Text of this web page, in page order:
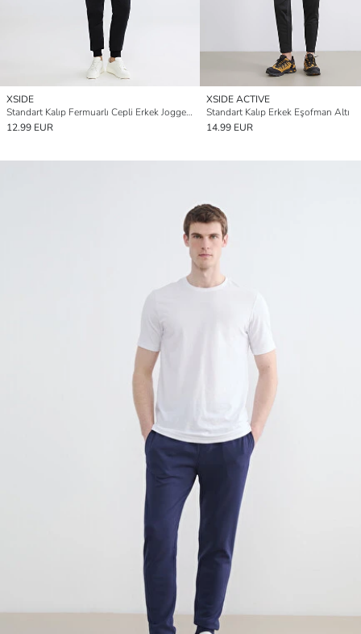
XSIDE
Standart Kalıp Fermuarlı Cepli Erkek Jogger Eşofman Altı
12.99 EUR
XSIDE ACTIVE
Standart Kalıp Erkek Eşofman Altı
14.99 EUR